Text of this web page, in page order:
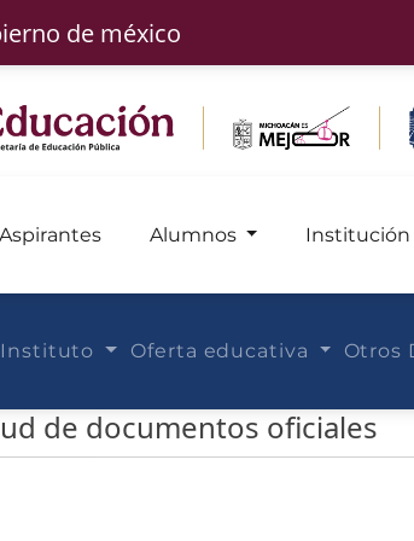
Aspirantes Alumnos Institución
Instituto Oferta educativa Otros
de documentos oficiales